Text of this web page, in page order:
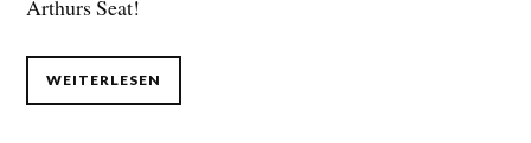
Arthurs Seat!
WEITERLESEN